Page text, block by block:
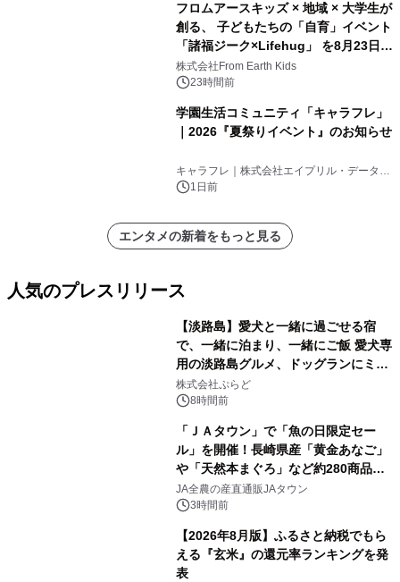
フロムアースキッズ × 地域 × 大学生が
創る、 子どもたちの「自育」イベント
「諸福ジーク×Lifehug」 を8月23日
(日)開催
株式会社From Earth Kids
23時間前
学園生活コミュニティ「キャラフレ」
｜2026『夏祭りイベント』のお知らせ
キャラフレ｜株式会社エイプリル・データ・
デザインズ
1日前
エンタメの新着をもっと見る
人気のプレスリリース
【淡路島】愛犬と一緒に過ごせる宿
で、一緒に泊まり、一緒にご飯 愛犬専
用の淡路島グルメ、ドッグランにミニ
プール グランピングとトレーラーハウ
スの2施設で
株式会社ぷらど
8時間前
「ＪＡタウン」で「魚の日限定セー
ル」を開催！長崎県産「黄金あなご」
や「天然本まぐろ」など約280商品を
販売！～毎月１０日の定例企画～
JA全農の産直通販JAタウン
3時間前
【2026年8月版】ふるさと納税でもら
える『玄米』の還元率ランキングを発
表